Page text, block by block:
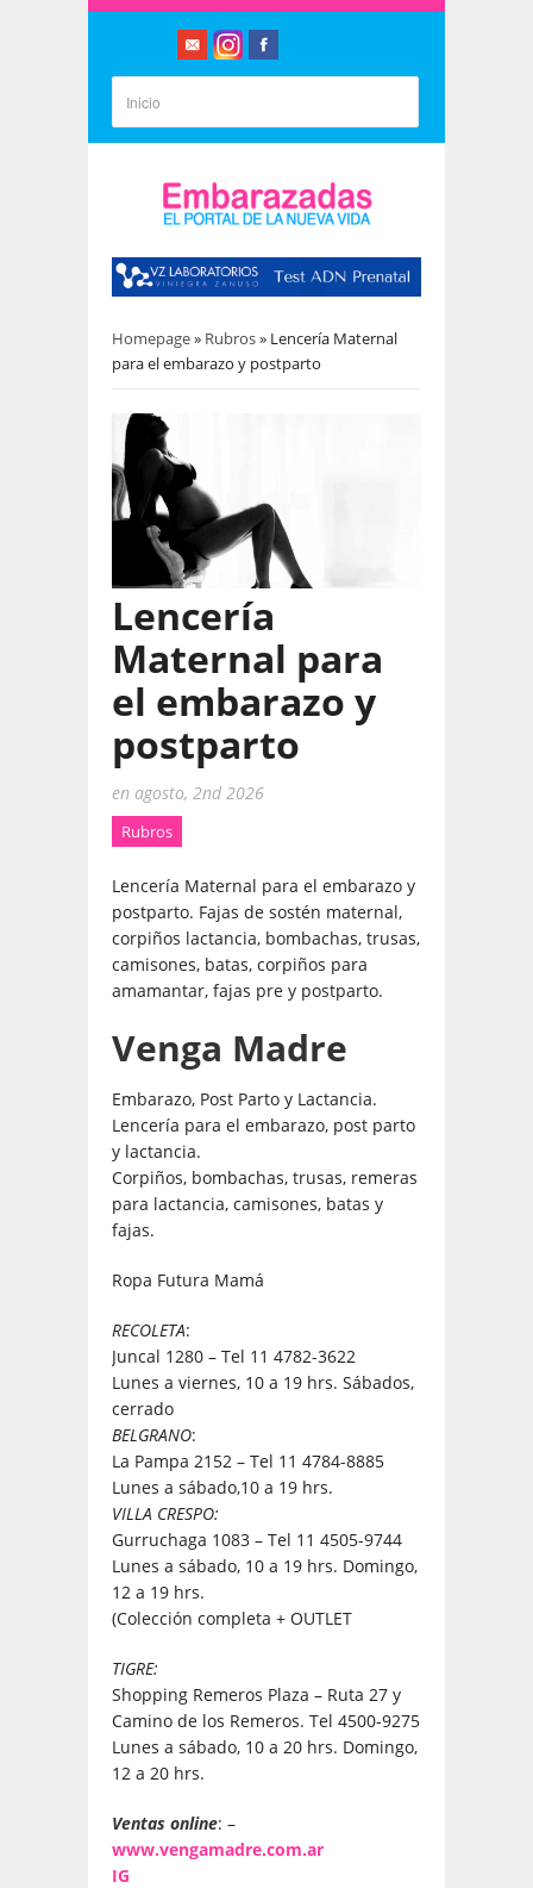
Homepage» Rubros» Lencería Maternal
para el embarazo y postparto
Lencería
Maternal para
el embarazo y
postparto
en agosto, 2nd 2026
Rubros
Lencería Maternal para el embarazo y
postparto. Fajas de sostén maternal,
corpiños lactancia, bombachas, trusas,
camisones, batas, corpiños para
amamantar, fajas pre y postparto.
Venga Madre
Embarazo, Post Parto y Lactancia.
Lencería para el embarazo, post parto
y lactancia.
Corpiños, bombachas, trusas, remeras
para lactancia, camisones, batas y
fajas.
Ropa Futura Mamá
RECOLETA:
Juncal 1280 – Tel 11 4782-3622
Lunes a viernes, 10 a 19 hrs. Sábados,
cerrado
BELGRANO:
La Pampa 2152 – Tel 11 4784-8885
Lunes a sábado,10 a 19 hrs.
VILLA CRESPO:
Gurruchaga 1083 – Tel 11 4505-9744
Lunes a sábado, 10 a 19 hrs. Domingo,
12 a 19 hrs.
(Colección completa + OUTLET
TIGRE:
Shopping Remeros Plaza – Ruta 27 y
Camino de los Remeros. Tel 4500-9275
Lunes a sábado, 10 a 20 hrs. Domingo,
12 a 20 hrs.
Ventas online: –
www.vengamadre.com.ar
IG